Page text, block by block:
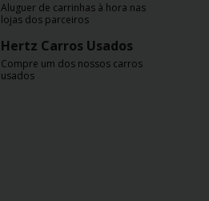
Aluguer de carrinhas à hora nas
lojas dos parceiros
Hertz Carros Usados
Compre um dos nossos carros
usados